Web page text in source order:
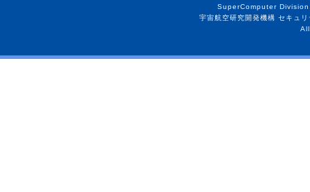
SuperComputer
宇宙航空研究開発機構 セキュ